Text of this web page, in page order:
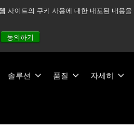
이트의 쿠키 사용에 대한 내포된 내용
동의하기
든 서비스는 정상적으로 운영되고 있
솔루션 품질 자세히